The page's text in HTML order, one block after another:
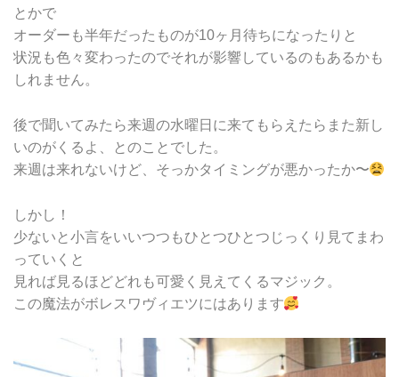
とかで
オーダーも半年だったものが10ヶ月待ちになったりと
状況も色々変わったのでそれが影響しているのもあるかも
しれません。
後で聞いてみたら来週の水曜日に来てもらえたらまた新し
いのがくるよ、とのことでした。
来週は来れないけど、そっかタイミングが悪かったか〜
しかし！
少ないと小言をいいつつもひとつひとつじっくり見てまわ
っていくと
見れば見るほどどれも可愛く見えてくるマジック。
この魔法がボレスワヴィエツにはあります